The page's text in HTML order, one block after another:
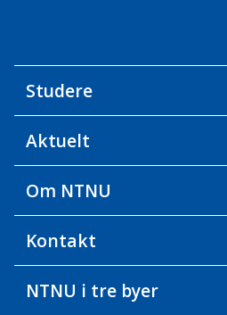
Studere
Aktuelt
Om NTNU
Kontakt
NTNU i tre byer